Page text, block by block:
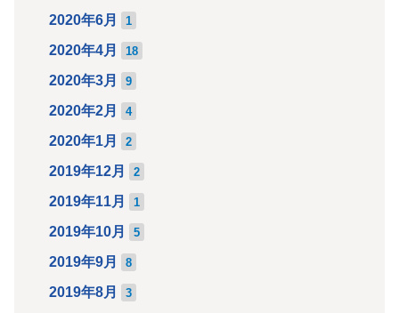
2020年6月 1
2020年4月 18
2020年3月 9
2020年2月 4
2020年1月 2
2019年12月 2
2019年11月 1
2019年10月 5
2019年9月 8
2019年8月 3